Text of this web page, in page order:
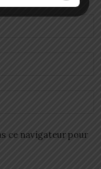
ce navigateur pour